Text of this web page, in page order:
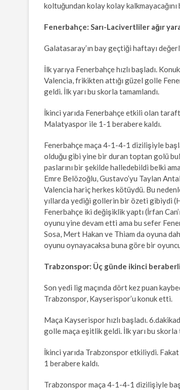
koltuğundan kolay kolay kalkmayacağını
Fenerbahçe: Sarı-Lacivertliler ağır
Galatasaray’ın bay geçtiği haftayı
İlk yarıya Fenerbahçe hızlı başladı.
Valencia, frikikten attığı güzel golle
geldi. İlk yarı bu skorla tamamlandı.
İkinci yarıda Fenerbahçe etkili olan
Malatyaspor ile 1-1 berabere kaldı.
Fenerbahçe maça 4-1-4-1 dizilişiyle
olduğu gibi yine bir duran toptan golü
paslarını bir şekilde halledebildi belki
Emre Belözoğlu, Gustavo’yu Taylan
Valencia hariç herkes kötüydü. Bu
yıllarda yediği gollerin bir özeti gibiydi
Fenerbahçe iki değişiklik yaptı (İrfan
oyunu yine devam etti ama bu sefer
Sosa, Mert Hakan ve Thiam da oyuna
oyunu oynayacaksa buna göre bir
Trabzonspor: Üç günde ikinci
Son yedi lig maçında dört kez puan
Trabzonspor, Kayserispor’u konuk etti.
Maça Kayserispor hızlı başladı.
golle maça eşitlik geldi. İlk yarı bu skorla
İkinci yarıda Trabzonspor etkiliydi.
1 berabere kaldı.
Trabzonspor maça 4-1-4-1 dizilişiyle